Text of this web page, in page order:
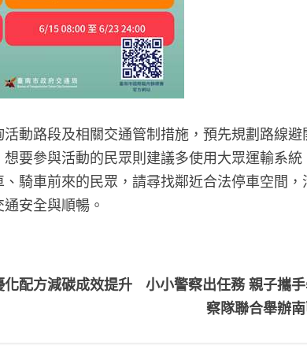
動路段及相關交通管制措施，預先規劃路線
要參與活動的民眾則建議多使用大眾運輸系
騎車前來的民眾，請尋找鄰近合法停車空間
安全與順暢。
配方減碳成效提升
小小警察出任務 親子攜
察隊聯合舉辦